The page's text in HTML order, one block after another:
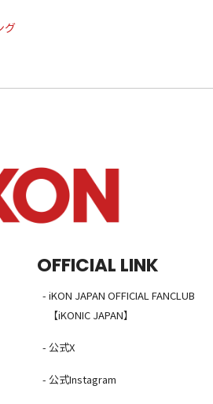
グ
OFFICIAL LINK
- iKON JAPAN OFFICIAL FANCLUB
【iKONIC JAPAN】
- 公式X
- 公式Instagram